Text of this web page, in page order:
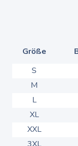
Größe
S
M
L
XL
XXL